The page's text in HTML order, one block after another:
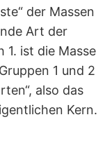
der Massen
Art der
1. ist die Masse
1 und 2
also das
Kern.